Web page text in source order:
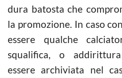
dura batosta che
la promozione. In caso
essere qualche
squalifica, o
essere archiviata nel